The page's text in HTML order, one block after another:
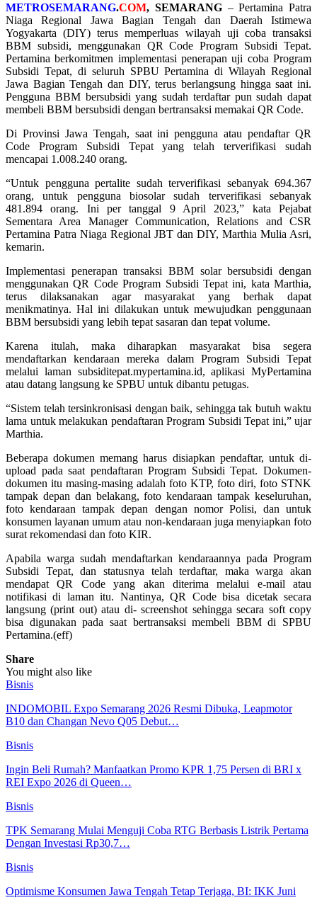
METROSEMARANG.COM, SEMARANG– Pertamina Patra
Niaga Regional Jawa Bagian Tengah dan Daerah Istimewa
Yogyakarta (DIY) terus memperluas wilayah uji coba transaksi
BBM subsidi, menggunakan QR Code Program Subsidi Tepat.
Pertamina berkomitmen implementasi penerapan uji coba Program
Subsidi Tepat, di seluruh SPBU Pertamina di Wilayah Regional
Jawa Bagian Tengah dan DIY, terus berlangsung hingga saat ini.
Pengguna BBM bersubsidi yang sudah terdaftar pun sudah dapat
membeli BBM bersubsidi dengan bertransaksi memakai QR Code.
Di Provinsi Jawa Tengah, saat ini pengguna atau pendaftar QR
Code Program Subsidi Tepat yang telah terverifikasi sudah
mencapai 1.008.240 orang.
“Untuk pengguna pertalite sudah terverifikasi sebanyak 694.367
orang, untuk pengguna biosolar sudah terverifikasi sebanyak
481.894 orang. Ini per tanggal 9 April 2023,” kata Pejabat
Sementara Area Manager Communication, Relations and CSR
Pertamina Patra Niaga Regional JBT dan DIY, Marthia Mulia Asri,
kemarin.
Implementasi penerapan transaksi BBM solar bersubsidi dengan
menggunakan QR Code Program Subsidi Tepat ini, kata Marthia,
terus dilaksanakan agar masyarakat yang berhak dapat
menikmatinya. Hal ini dilakukan untuk mewujudkan penggunaan
BBM bersubsidi yang lebih tepat sasaran dan tepat volume.
Karena itulah, maka diharapkan masyarakat bisa segera
mendaftarkan kendaraan mereka dalam Program Subsidi Tepat
melalui laman subsiditepat.mypertamina.id, aplikasi MyPertamina
atau datang langsung ke SPBU untuk dibantu petugas.
“Sistem telah tersinkronisasi dengan baik, sehingga tak butuh waktu
lama untuk melakukan pendaftaran Program Subsidi Tepat ini,” ujar
Marthia.
Beberapa dokumen memang harus disiapkan pendaftar, untuk di-
upload pada saat pendaftaran Program Subsidi Tepat. Dokumen-
dokumen itu masing-masing adalah foto KTP, foto diri, foto STNK
tampak depan dan belakang, foto kendaraan tampak keseluruhan,
foto kendaraan tampak depan dengan nomor Polisi, dan untuk
konsumen layanan umum atau non-kendaraan juga menyiapkan foto
surat rekomendasi dan foto KIR.
Apabila warga sudah mendaftarkan kendaraannya pada Program
Subsidi Tepat, dan statusnya telah terdaftar, maka warga akan
mendapat QR Code yang akan diterima melalui e-mail atau
notifikasi di laman itu. Nantinya, QR Code bisa dicetak secara
langsung (print out) atau di- screenshot sehingga secara soft copy
bisa digunakan pada saat bertransaksi membeli BBM di SPBU
Pertamina.(eff)
Share
You might also like
Bisnis
INDOMOBIL Expo Semarang 2026 Resmi Dibuka, Leapmotor
B10 dan Changan Nevo Q05 Debut…
Bisnis
Ingin Beli Rumah? Manfaatkan Promo KPR 1,75 Persen di BRI x
REI Expo 2026 di Queen…
Bisnis
TPK Semarang Mulai Menguji Coba RTG Berbasis Listrik Pertama
Dengan Investasi Rp30,7…
Bisnis
Optimisme Konsumen Jawa Tengah Tetap Terjaga, BI: IKK Juni